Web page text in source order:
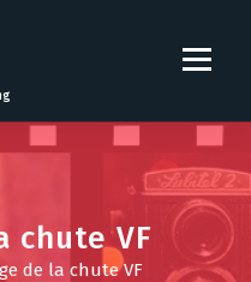
chute VF
de la chute VF